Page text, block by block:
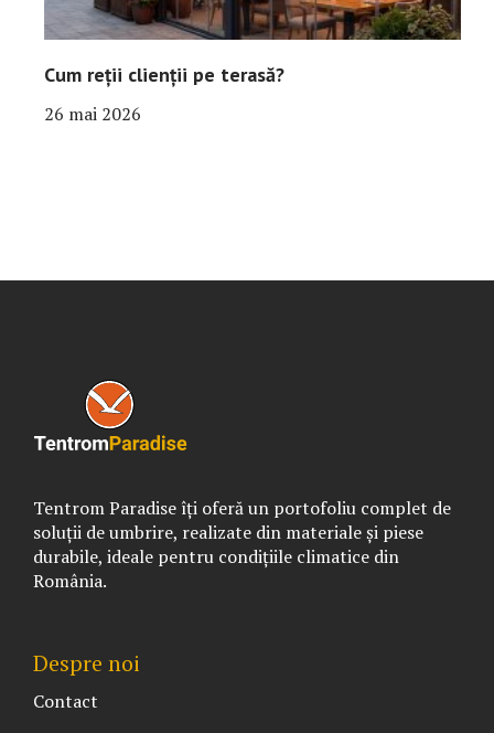
Cum reții clienții pe terasă?
26 mai 2026
Tentrom Paradise îți oferă un portofoliu complet de
soluții de umbrire, realizate din materiale și piese
durabile, ideale pentru condițiile climatice din
România.
Despre noi
Contact